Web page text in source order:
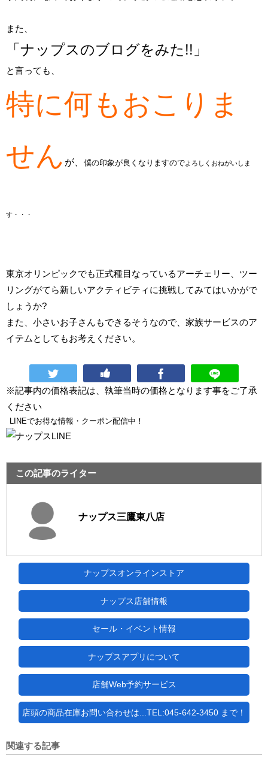
また、
「ナップスのブログをみた!!」
と言っても、
特に何もおこりま
せん が、 僕の印象が良くなりますのでよろしくおねがいしま
す・・・
東京オリンピックでも正式種目なっているアーチェリー、ツー
リングがてら新しいアクティビティに挑戦してみてはいかがで
しょうか?
また、小さいお子さんもできるそうなので、家族サービスのア
イテムとしてもお考えください。
※記事内の価格表記は、執筆当時の価格となります事をご了承
ください
LINEでお得な情報・クーポン配信中！
この記事のライター
ナップス三鷹東八店
ナップスオンラインストア
ナップス店舗情報
セール・イベント情報
ナップスアプリについて
店舗Web予約サービス
店頭の商品在庫お問い合わせは...TEL:045-642-3450 まで！
関連する記事